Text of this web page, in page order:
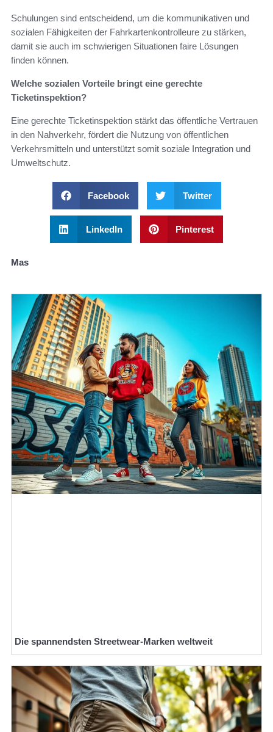
Schulungen sind entscheidend, um die kommunikativen und
sozialen Fähigkeiten der Fahrkartenkontrolleure zu stärken,
damit sie auch im schwierigen Situationen faire Lösungen
finden können.
Welche sozialen Vorteile bringt eine gerechte
Ticketinspektion?
Eine gerechte Ticketinspektion stärkt das öffentliche Vertrauen
in den Nahverkehr, fördert die Nutzung von öffentlichen
Verkehrsmitteln und unterstützt somit soziale Integration und
Umweltschutz.
Facebook Twitter
LinkedIn Pinterest
Mas
Die spannendsten Streetwear-Marken weltweit